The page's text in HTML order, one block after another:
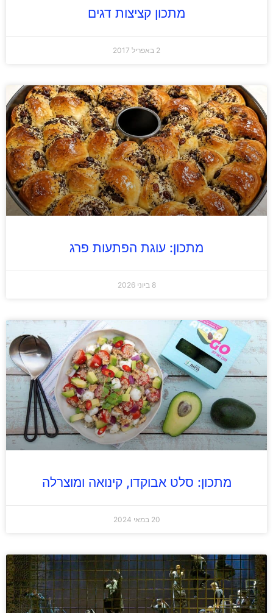
מתכון קציצות דגים
2 באפריל 2017
מתכון: עוגת הפתעות פרג
8 ביוני 2026
מתכון: סלט אבוקדו, קינואה ומוצרלה
20 במאי 2024